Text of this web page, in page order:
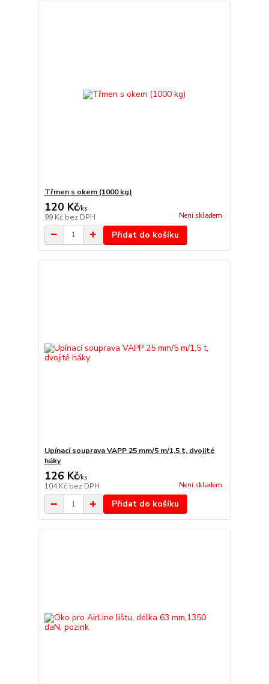
Třmen s okem (1000 kg)
120 Kč/ks
99 Kč bez DPH Není skladem
Přidat do košíku
Upínací souprava VAPP 25 mm/5 m/1,5 t, dvojité
háky
126 Kč/ks
104 Kč bez DPH Není skladem
Přidat do košíku